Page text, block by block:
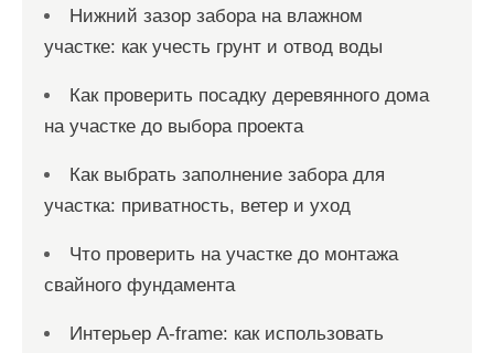
Нижний зазор забора на влажном
участке: как учесть грунт и отвод воды
Как проверить посадку деревянного дома
на участке до выбора проекта
Как выбрать заполнение забора для
участка: приватность, ветер и уход
Что проверить на участке до монтажа
свайного фундамента
Интерьер A-frame: как использовать